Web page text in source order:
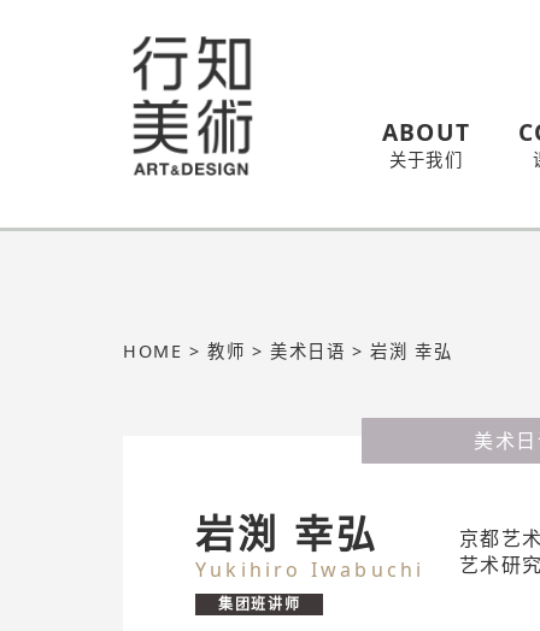
ABOUT
关于我们
HOME >教师 >美术日语 >岩渕 幸弘
美术
岩渕 幸弘
Yukihiro Iwabuchi
京都艺
艺术研
集团班讲师